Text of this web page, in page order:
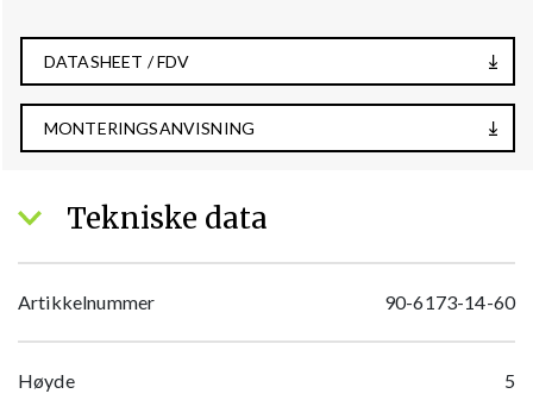
DATASHEET / FDV
MONTERINGSANVISNING
Tekniske data
Artikkelnummer 90-6173-14-60
Høyde 5